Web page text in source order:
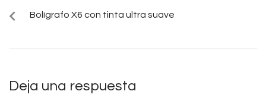
Bolígrafo X6 con tinta ultra suave
Deja una respuesta